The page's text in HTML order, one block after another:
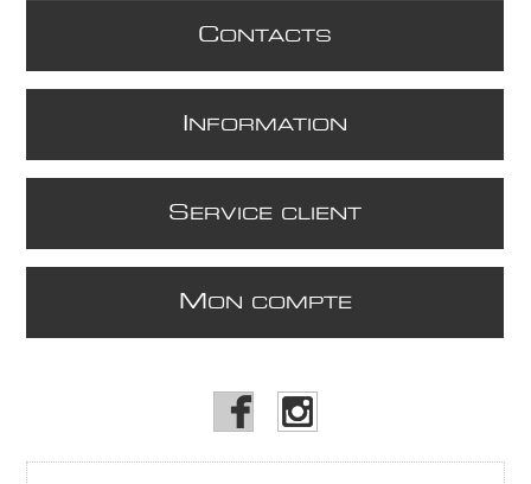
CONTACTS
NFORMATION
S ERVICE CLIENT
M ON COMPTE